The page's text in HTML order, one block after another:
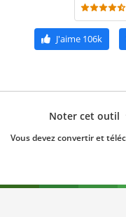
J'aime106k
Noter cet outil
Vous devez convertir et